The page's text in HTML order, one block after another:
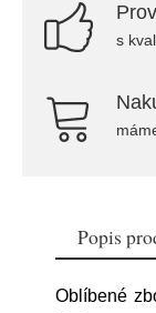
s
Popis
Oblíbené